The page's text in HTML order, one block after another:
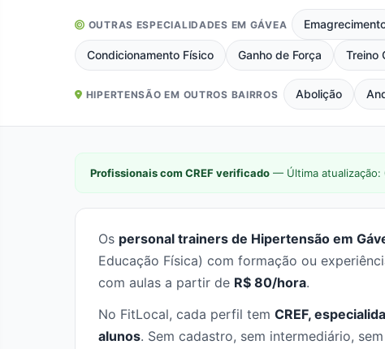
OUTRAS ESPECIALIDADES EM GÁVEA
Condicionamento Físico Ganho de Força Treino
HIPERTENSÃO EM OUTROS BAIRROS Abolição
Profissionais com CREF verificado — Última
Os personal trainers de Hipertensão em
Educação Física) com formação ou
com aulas a partir de R$ 80/hora.
No FitLocal, cada perfil tem CREF,
alunos. Sem cadastro, sem intermediário,